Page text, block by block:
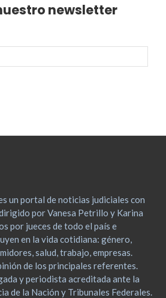
newsletter
un portal de noticias judiciales con
por Vanesa Petrillo y Karina
por jueces de todo el país e
en la vida cotidiana: género,
salud, trabajo, empresas.
de los principales referentes.
y periodista acreditada ante la
de la Nación y Tribunales Federales.